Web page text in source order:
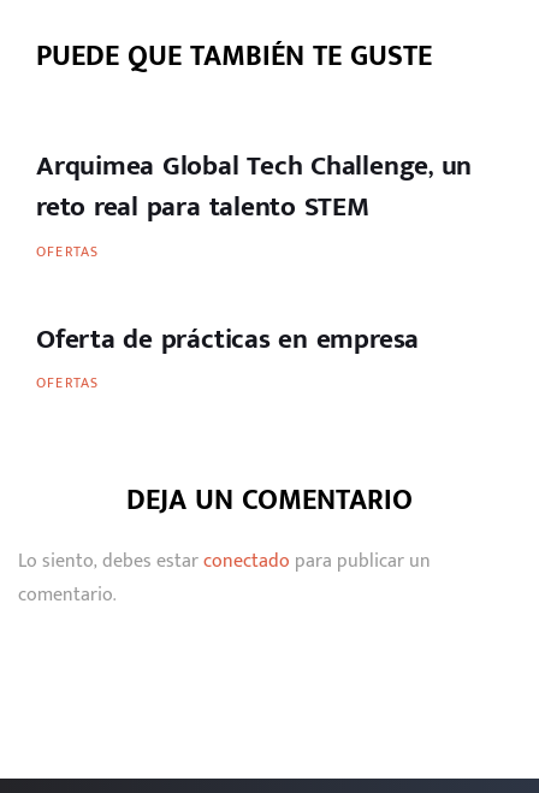
PUEDE QUE TAMBIÉN TE GUSTE
Arquimea Global Tech Challenge, un
reto real para talento STEM
OFERTAS
Oferta de prácticas en empresa
OFERTAS
DEJA UN COMENTARIO
Lo siento, debes estarconectado para publicar un
comentario.